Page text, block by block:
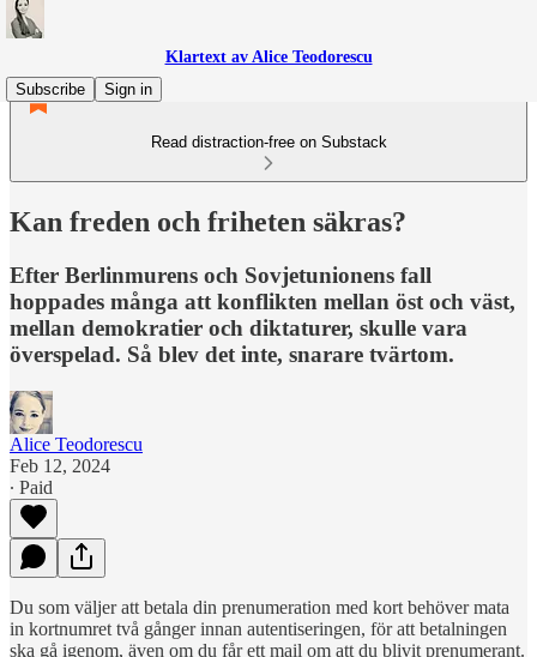
Klartext av Alice Teodorescu
Subscribe
Sign in
Read distraction-free on Substack
Kan freden och friheten säkras?
Efter Berlinmurens och Sovjetunionens fall
hoppades många att konflikten mellan öst och väst,
mellan demokratier och diktaturer, skulle vara
överspelad. Så blev det inte, snarare tvärtom.
Alice Teodorescu
Feb 12, 2024
∙ Paid
Du som väljer att betala din prenumeration med kort behöver mata
in kortnumret två gånger innan autentiseringen, för att betalningen
ska gå igenom, även om du får ett mail om att du blivit prenumerant.